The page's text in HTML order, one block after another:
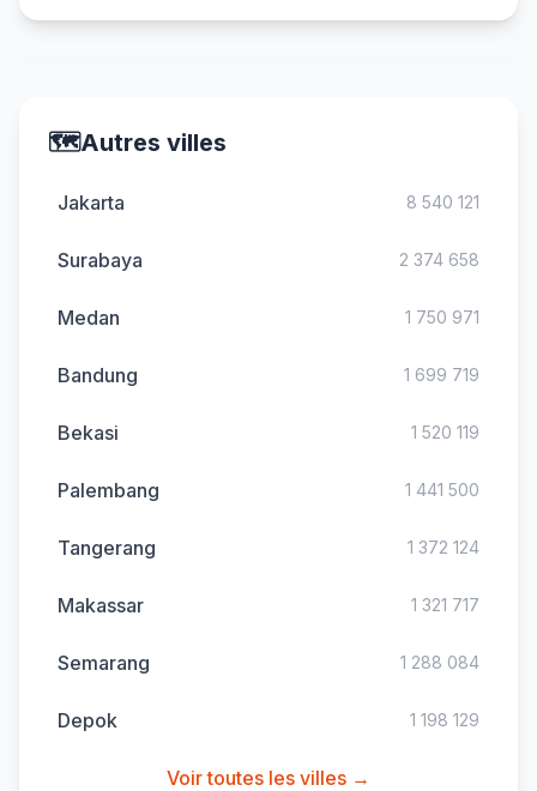
🗺️Autres villes
Jakarta 8 540 121
Surabaya 2 374 658
Medan 1 750 971
Bandung 1 699 719
Bekasi 1 520 119
Palembang 1 441 500
Tangerang 1 372 124
Makassar 1 321 717
Semarang 1 288 084
Depok 1 198 129
Voir toutes les villes →